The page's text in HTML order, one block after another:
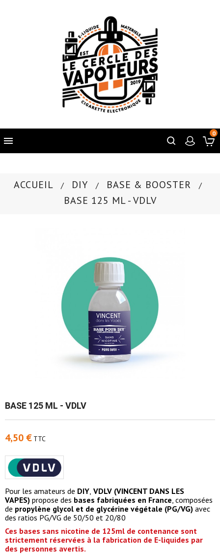

0
ACCUEIL DIY
BASE & BOOSTER
BASE 125 ML - VDLV
BASE 125 ML - VDLV
4,50 € TTC
Pour les amateurs de DIY VDLV (VINCENT DANS LES
VAPES) propose des bases fabriquées en France , composées
de propylène glycol et de glycérine végétale (PG/VG) avec
des ratios PG/VG de 50/50 et 20/80
Ces bases sans nicotine de 125ml de contenance sont
strictement réservées à la fabrication de E-liquides par
des personnes avertis.